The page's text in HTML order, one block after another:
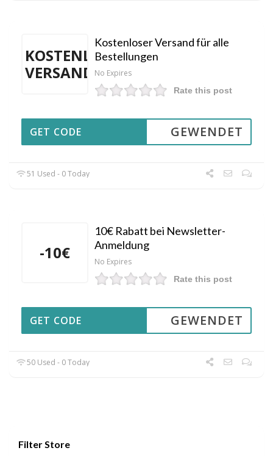
KOSTENLOSER
VERSAND
Kostenloser Versand für alle
Bestellungen
No Expires
Rate this post
GEWENDET
GET CODE
51 Used - 0 Today
-10€
10€ Rabatt bei Newsletter-
Anmeldung
No Expires
Rate this post
GEWENDET
GET CODE
50 Used - 0 Today
Filter Store